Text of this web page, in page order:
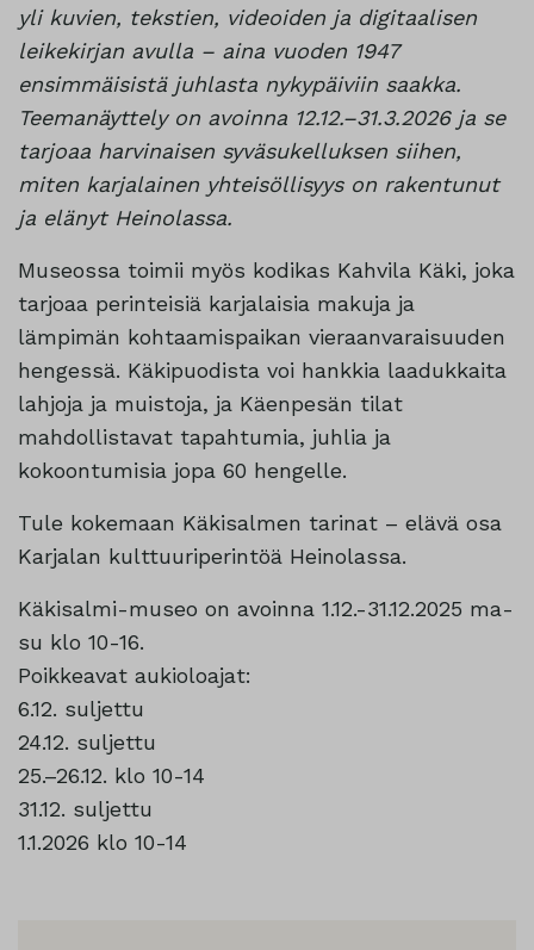
yli kuvien, tekstien, videoiden ja digitaalisen
leikekirjan avulla – aina vuoden 1947
ensimmäisistä juhlasta nykypäiviin saakka.
Teemanäyttely on avoinna 12.12.–31.3.2026 ja se
tarjoaa harvinaisen syväsukelluksen siihen,
miten karjalainen yhteisöllisyys on rakentunut
ja elänyt Heinolassa.
Museossa toimii myös kodikas Kahvila Käki, joka
tarjoaa perinteisiä karjalaisia makuja ja
lämpimän kohtaamispaikan vieraanvaraisuuden
hengessä. Käkipuodista voi hankkia laadukkaita
lahjoja ja muistoja, ja Käenpesän tilat
mahdollistavat tapahtumia, juhlia ja
kokoontumisia jopa 60 hengelle.
Tule kokemaan Käkisalmen tarinat – elävä osa
Karjalan kulttuuriperintöä Heinolassa.
Käkisalmi-museo on avoinna 1.12.-31.12.2025 ma-
su klo 10-16.
Poikkeavat aukioloajat:
6.12. suljettu
24.12. suljettu
25.–26.12. klo 10-14
31.12. suljettu
1.1.2026 klo 10-14